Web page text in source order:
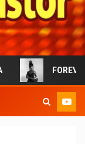
FOREVERMORE : la